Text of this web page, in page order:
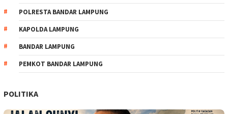
POLRESTA BANDAR LAMPUNG
KAPOLDA LAMPUNG
BANDAR LAMPUNG
PEMKOT BANDAR LAMPUNG
POLITIKA